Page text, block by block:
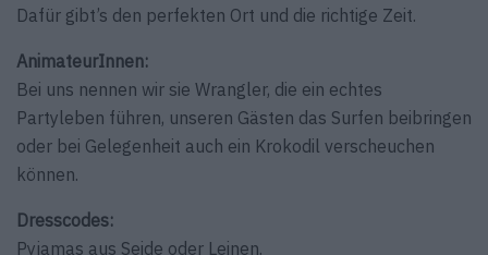
Dafür gibt’s den perfekten Ort und die richtige Zeit.
AnimateurInnen:
Bei uns nennen wir sie Wrangler, die ein echtes
Partyleben führen, unseren Gästen das Surfen beibringen
oder bei Gelegenheit auch ein Krokodil verscheuchen
können.
Dresscodes:
Pyjamas aus Seide oder Leinen.